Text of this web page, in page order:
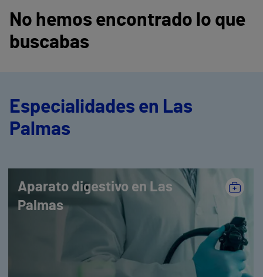
No hemos encontrado lo que
buscabas
Especialidades en Las
Palmas
Aparato digestivo en Las
Palmas